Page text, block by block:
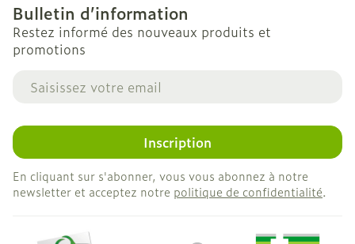
Bulletin d’information
Restez informé des nouveaux produits et
promotions
Adresse mail
Inscription
En cliquant sur s'abonner, vous vous abonnez à notre
newsletter et acceptez notre politique de confidentialité.